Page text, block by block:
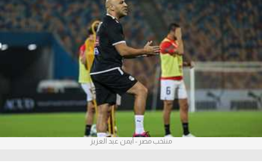
عدسات
آراء حرة
ركن الألعاب
بطولات
منتخب مصر - أيمن عبد العزيز